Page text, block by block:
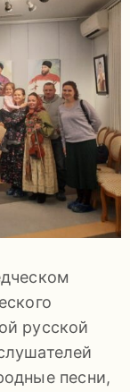
русской
песни,